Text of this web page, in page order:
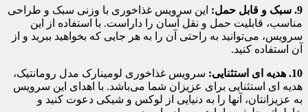
9. سبک و قابل حمل:
این سرویس غذاخوری با وزنی سبک و طراحی
مناسب، قابلیت حمل و نقل آسان را داراست. با استفاده از این
سرویس، می‌توانید به راحتی آن را به هر جایی که بخواهید ببرید و از
آن استفاده کنید.
10. هدیه ای استثنایی:
سرویس غذاخوری لومینارک مدل رومانتیک،
هدیه ای استثنایی برای عزیزان شما می‌باشد. با اهدای این سرویس
به عزیزانتان، آنها را به دنیایی از لوکس و شیکی دعوت کنید و